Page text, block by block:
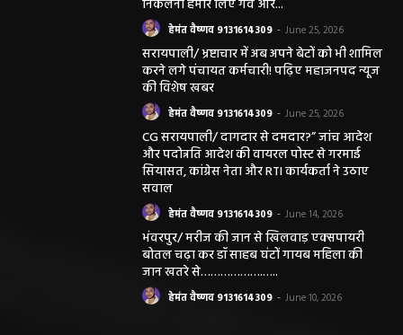
निकलना हमारे लिए गर्व और...
हेमंत वैष्णव 9131614309 - June 25, 2026
सरायपाली/ भ्रष्टाचार में अब अपने बेटों को भी शामिल
करने लगे पंचायत कर्मचारी! पढ़िए महाजनपद न्यूज
की विशेष खबर
हेमंत वैष्णव 9131614309 - June 25, 2026
CG सरायपाली/ दागदार से दमदार?” जांच आदेश
और पदोन्नति आदेश की वायरल पोस्ट से गरमाई
सियासत, कांग्रेस नेता और RTI कार्यकर्ता ने उठाए
सवाल
हेमंत वैष्णव 9131614309 - June 14, 2026
भंवरपुर/ मरीज की जान से खिलवाड़ एक्सपायरी
बोतल चढ़ा कर डॉ साहब घंटों गायब महिला की
जान खतरे से……………….…..
हेमंत वैष्णव 9131614309 - June 10, 2026